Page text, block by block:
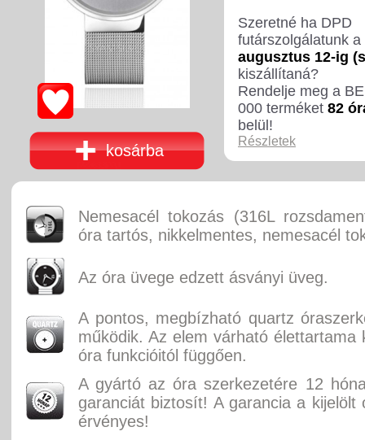
Szeretné ha DPD
futárszolgálatunk a
augusztus 12-ig
kiszállítaná?
Rendelje meg a
000 terméket 82
belül!
Részletek
kosárba
Nemesacél tokozás (316L
óra tartós, nikkelmentes, nemesacél
Az óra üvege edzett ásványi üveg.
A pontos, megbízható quartz
működik. Az elem várható élettartama
óra funkcióitól függően.
A gyártó az óra szerkezetére 12
garanciát biztosít! A garancia a kijelölt
érvényes!